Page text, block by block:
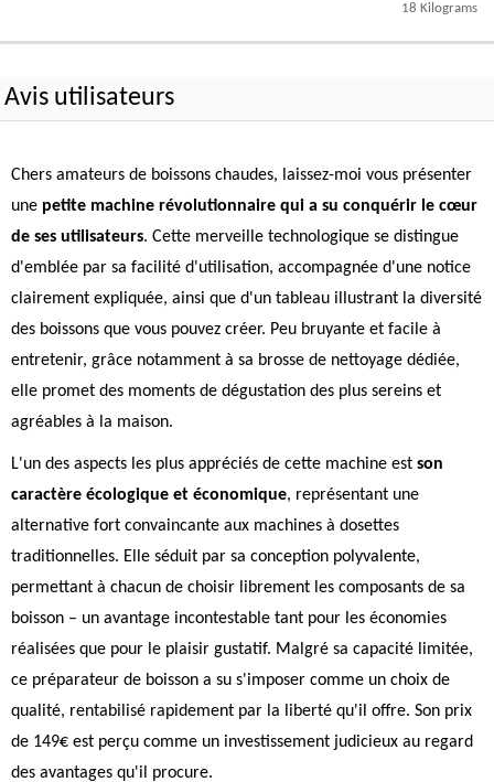
18 Kilograms
Avis utilisateurs
Chers amateurs de boissons chaudes, laissez-moi vous présenter
une petite machine révolutionnaire qui a su conquérir le cœur
de ses utilisateurs. Cette merveille technologique se distingue
d'emblée par sa facilité d'utilisation, accompagnée d'une notice
clairement expliquée, ainsi que d'un tableau illustrant la diversité
des boissons que vous pouvez créer. Peu bruyante et facile à
entretenir, grâce notamment à sa brosse de nettoyage dédiée,
elle promet des moments de dégustation des plus sereins et
agréables à la maison.
L'un des aspects les plus appréciés de cette machine est son
caractère écologique et économique, représentant une
alternative fort convaincante aux machines à dosettes
traditionnelles. Elle séduit par sa conception polyvalente,
permettant à chacun de choisir librement les composants de sa
boisson – un avantage incontestable tant pour les économies
réalisées que pour le plaisir gustatif. Malgré sa capacité limitée,
ce préparateur de boisson a su s'imposer comme un choix de
qualité, rentabilisé rapidement par la liberté qu'il offre. Son prix
de 149€ est perçu comme un investissement judicieux au regard
des avantages qu'il procure.